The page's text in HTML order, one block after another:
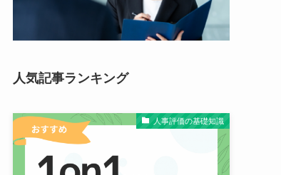
人気記事ランキング
人事評価の基礎知識